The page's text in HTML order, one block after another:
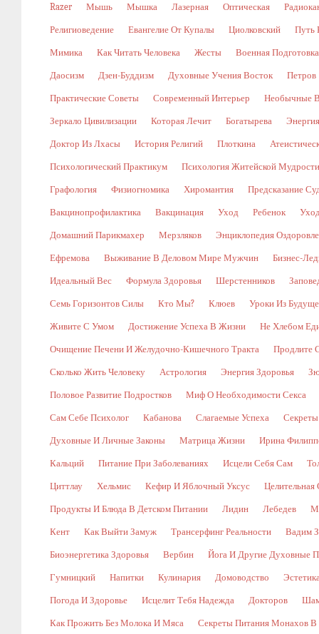
Razer Мышь Мышка Лазерная Оптическая
Религиоведение Евангелие От Купалы Циолковский Путь
Мимика Как Читать Человека Жесты Военная Подготовка
Даосизм Дзен-Буддизм Духовные Учения Восток Петров
Практические Советы Современный Интерьер Необычные
Зеркало Цивилизации Которая Лечит Богатырева
Доктор Из Лхасы История Религий Плоткина
Психологический Практикум Психология Житейской Мудрости
Графология Физиогномика Хиромантия Предсказание
Вакцинопрофилактика Вакцинация Уход Ребенок
Домашний Парикмахер Мерзляков Энциклопедия
Ефремова Выживание В Деловом Мире Мужчин Бизнес-
Идеальный Вес Формула Здоровья Шерстенников
Семь Горизонтов Силы Кто Мы? Клюев Уроки Из
Живите С Умом Достижение Успеха В Жизни Не Хлебом
Очищение Печени И Желудочно-Кишечного Тракта Продлите
Сколько Жить Человеку Астрология Энергия Здоровья
Половое Развитие Подростков Миф О Необходимости Секса
Сам Себе Психолог Кабанова Слагаемые Успеха
Духовные И Личные Законы Матрица Жизни Ирина
Кальций Питание При Заболеваниях Исцели Себя Сам
Циттлау Хельмис Кефир И Яблочный Уксус Целительная
Продукты И Блюда В Детском Питании Лидин Лебедев
Кент Как Выйти Замуж Трансерфинг Реальности Вадим
Биоэнергетика Здоровья Вербин Йога И Другие Духовные
Гумницкий Напитки Кулинария Домоводство
Погода И Здоровье Исцелит Тебя Надежда Докторов
Как Прожить Без Молока И Мяса Секреты Питания Монахов В